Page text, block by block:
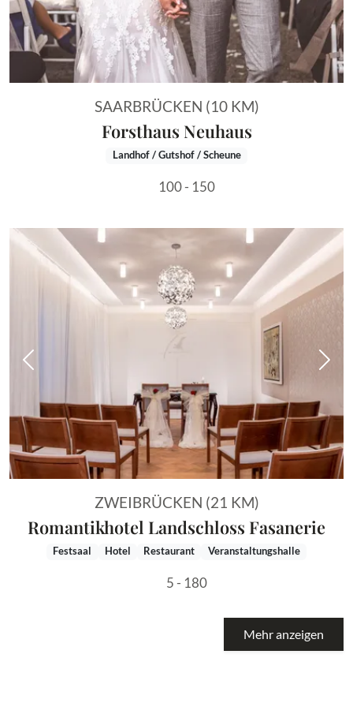
SAARBRÜCKEN (10 KM)
Forsthaus Neuhaus
Landhof / Gutshof / Scheune
100 - 150
Vorheriges Bild
ZWEIBRÜCKEN (21 KM)
Romantikhotel Landschloss Fasanerie
Festsaal Hotel Restaurant Veranstaltungshalle
5 - 180
Mehr anzeigen